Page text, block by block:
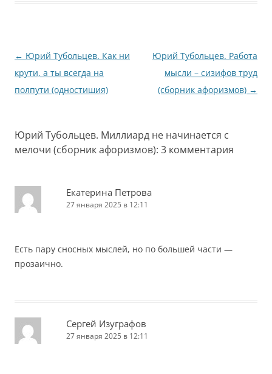
Навигация
по
записям
← Юрий Тубольцев. Как ни
крути, а ты всегда на
полпути (одностишия)
Юрий Тубольцев. Работа
мысли – сизифов труд
(сборник афоризмов) →
Юрий Тубольцев. Миллиард не начинается с
мелочи (сборник афоризмов): 3 комментария
Екатерина Петрова
27 января 2025 в 12:11
Есть пару сносных мыслей, но по большей части —
прозаично.
Сергей Изуграфов
27 января 2025 в 12:11